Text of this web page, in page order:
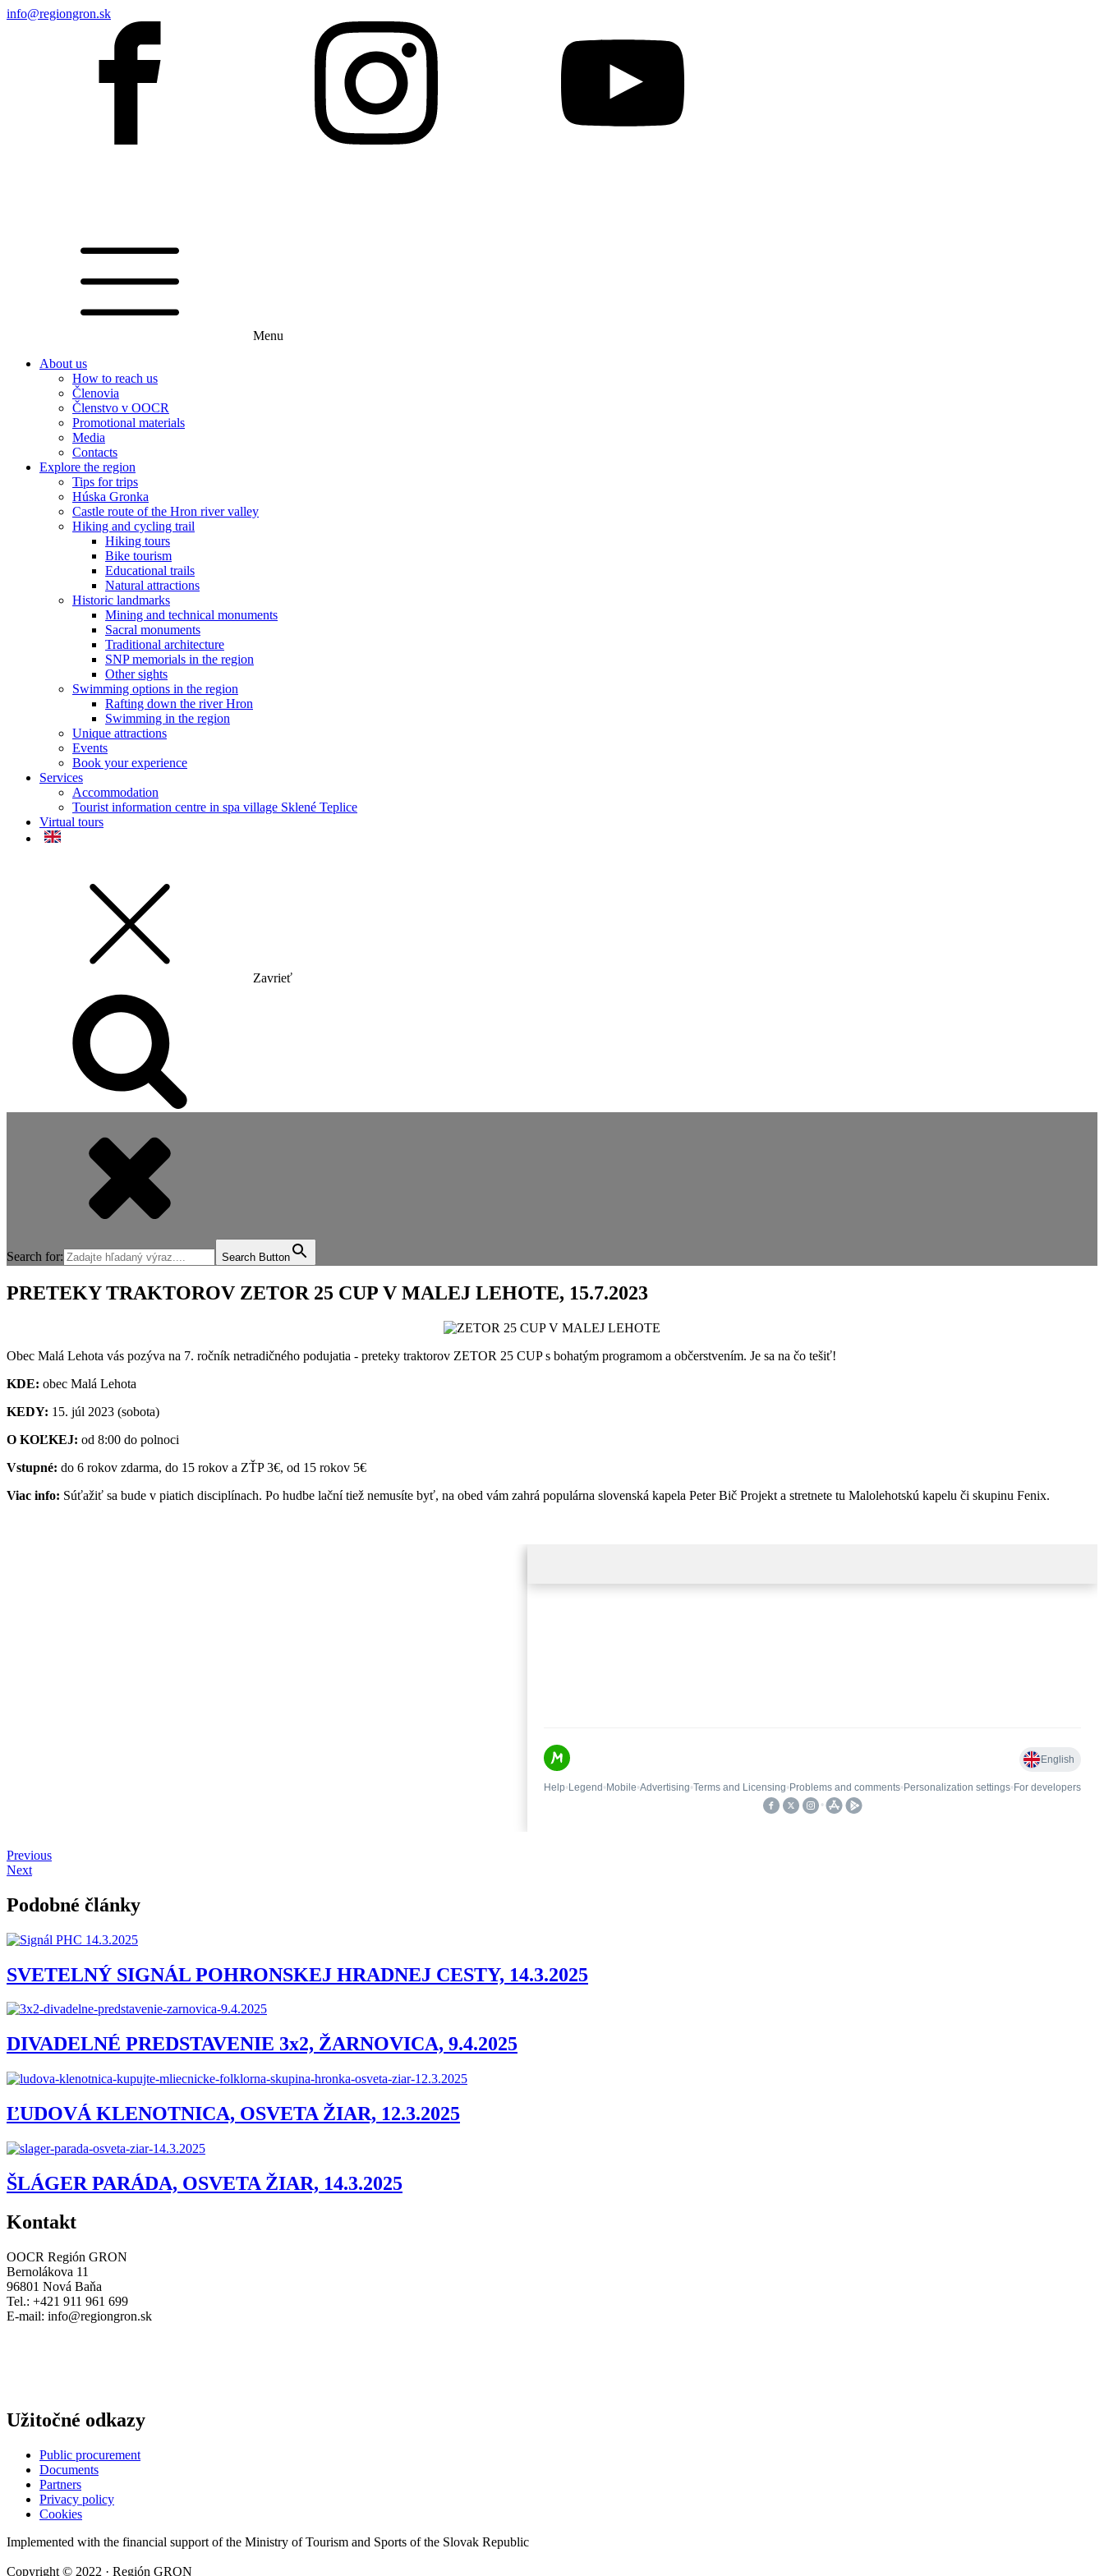
info@regiongron.sk
Menu
About us
How to reach us
Členovia
Členstvo v OOCR
Promotional materials
Media
Contacts
Explore the region
Tips for trips
Húska Gronka
Castle route of the Hron river valley
Hiking and cycling trail
Hiking tours
Bike tourism
Educational trails
Natural attractions
Historic landmarks
Mining and technical monuments
Sacral monuments
Traditional architecture
SNP memorials in the region
Other sights
Swimming options in the region
Rafting down the river Hron
Swimming in the region
Unique attractions
Events
Book your experience
Services
Accommodation
Tourist information centre in spa village Sklené Teplice
Virtual tours
Zavrieť
Search for: Search Button
PRETEKY TRAKTOROV ZETOR 25 CUP V MALEJ LEHOTE, 15.7.2023
Obec Malá Lehota vás pozýva na 7. ročník netradičného podujatia - preteky traktorov ZETOR 25 CUP s bohatým programom a občerstvením. Je sa na čo tešiť!
KDE: obec Malá Lehota
KEDY: 15. júl 2023 (sobota)
O KOĽKEJ: od 8:00 do polnoci
Vstupné: do 6 rokov zdarma, do 15 rokov a ZŤP 3€, od 15 rokov 5€
Viac info: Súťažiť sa bude v piatich disciplínach. Po hudbe lační tiež nemusíte byť, na obed vám zahrá populárna slovenská kapela Peter Bič Projekt a stretnete tu Malolehotskú kapelu či skupinu Fenix.
Previous
Next
Podobné články
SVETELNÝ SIGNÁL POHRONSKEJ HRADNEJ CESTY, 14.3.2025
DIVADELNÉ PREDSTAVENIE 3x2, ŽARNOVICA, 9.4.2025
ĽUDOVÁ KLENOTNICA, OSVETA ŽIAR, 12.3.2025
ŠLÁGER PARÁDA, OSVETA ŽIAR, 14.3.2025
Kontakt
OOCR Región GRON
Bernolákova 11
96801 Nová Baňa
Tel.: +421 911 961 699
E-mail: info@regiongron.sk
Užitočné odkazy
Public procurement
Documents
Partners
Privacy policy
Cookies
Implemented with the financial support of the Ministry of Tourism and Sports of the Slovak Republic
Copyright © 2022 · Región GRON